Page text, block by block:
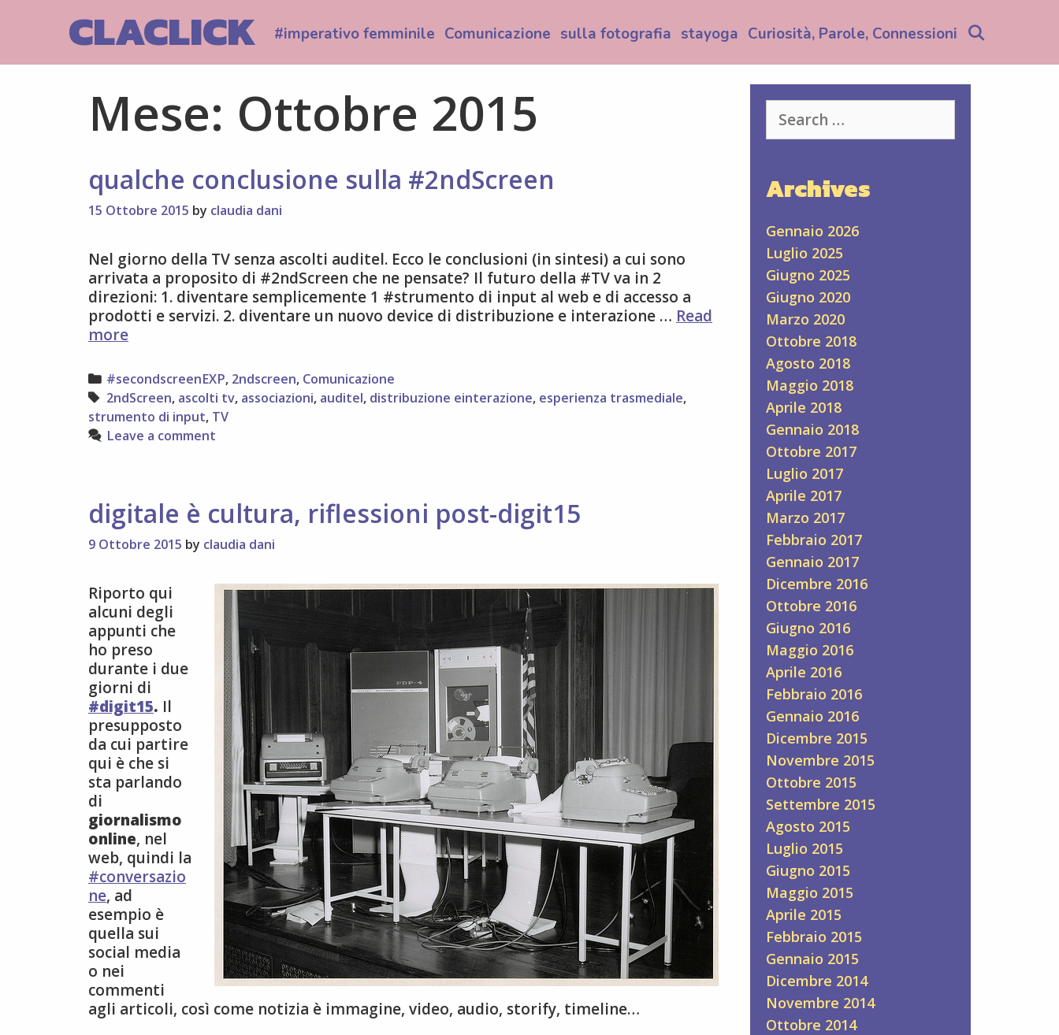
CLACLICK #imperativo femminile Comunicazione sulla fotografia stayoga Curiosità, Parole, Connessioni
Mese: Ottobre 2015
qualche conclusione sulla #2ndScreen
15 Ottobre 2015 by claudia dani
Nel giorno della TV senza ascolti auditel. Ecco le conclusioni (in sintesi) a cui sono
arrivata a proposito di #2ndScreen che ne pensate? Il futuro della #TV va in 2
direzioni: 1. diventare semplicemente 1 #strumento di input al web e di accesso a
prodotti e servizi. 2. diventare un nuovo device di distribuzione e interazione … Read
morequalche
sulla
#2ndScreen
Categories
#secondscreenEXP, 2ndscreen, Comunicazione
Tags
2ndScreen, ascolti tv, associazioni, auditel, distribuzione einterazione, esperienza trasmediale,
strumento di input, TV
Leave a comment
digitale è cultura, riflessioni post-digit15
9 Ottobre 2015 by claudia dani
Riporto qui
alcuni degli
appunti che
ho preso
durante i due
giorni di
#digit15. Il
presupposto
da cui partire
qui è che si
sta parlando
di
giornalismo
online, nel
web, quindi la
#conversazio
ne, ad
esempio è
quella sui
social media
o nei
commenti
agli articoli, così come notizia è immagine, video, audio, storify, timeline…
for:
Archives
Gennaio 2026
Luglio 2025
Giugno 2025
Giugno 2020
Marzo 2020
Ottobre 2018
Agosto 2018
Maggio 2018
Aprile 2018
Gennaio 2018
Ottobre 2017
Luglio 2017
Aprile 2017
Marzo 2017
Febbraio 2017
Gennaio 2017
Dicembre 2016
Ottobre 2016
Giugno 2016
Maggio 2016
Aprile 2016
Febbraio 2016
Gennaio 2016
Dicembre 2015
Novembre 2015
Ottobre 2015
Settembre 2015
Agosto 2015
Luglio 2015
Giugno 2015
Maggio 2015
Aprile 2015
Febbraio 2015
Gennaio 2015
Dicembre 2014
Novembre 2014
Ottobre 2014